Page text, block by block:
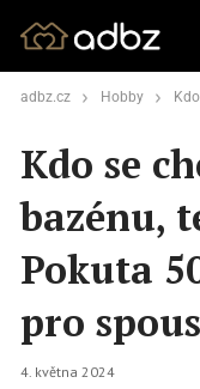
adbz.cz Hobby Kdo
Kdo se
bazénu,
Pokuta
pro
4. května 2024